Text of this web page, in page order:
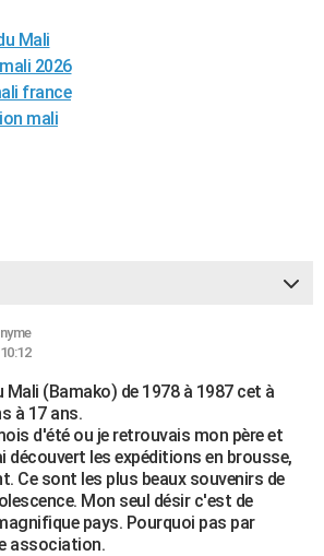
Mali
2026
france
mali
Mali (Bamako) de 1978 à 1987 cet à
à 17 ans.
d'été ou je retrouvais mon père et
découvert les expéditions en brousse,
Ce sont les plus beaux souvenirs de
Mon seul désir c'est de
pays. Pourquoi pas par
association.